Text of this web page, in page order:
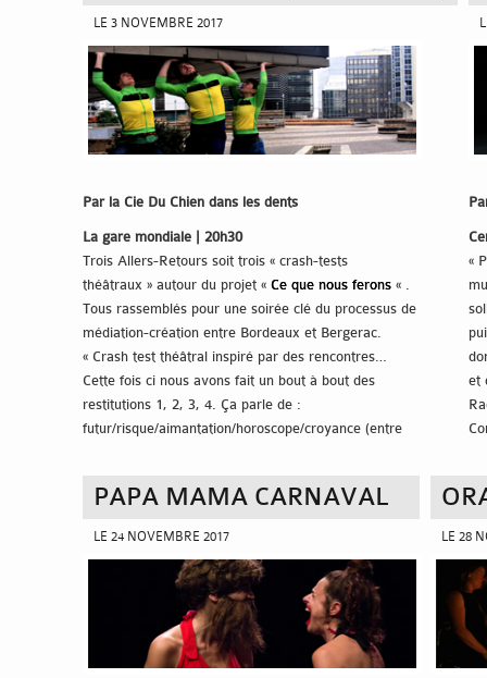
LE 3 NOVEMBRE 2017
Par la Cie Du Chien dans les dents
La gare mondiale | 20h30
Trois Allers-Retours soit trois « crash-tests
théâtraux » autour du projet « Ce que nous ferons « .
Tous rassemblés pour une soirée clé du processus de
médiation-création entre Bordeaux et Bergerac.
« Crash test théâtral inspiré par des rencontres…
Cette fois ci nous avons fait un bout à bout des
restitutions 1, 2, 3, 4. Ça parle de :
futur/risque/aimantation/horoscope/croyance (entre
«
et
la
PAPA MAMA CARNAVAL
LE 24 NOVEMBRE 2017 LE 28